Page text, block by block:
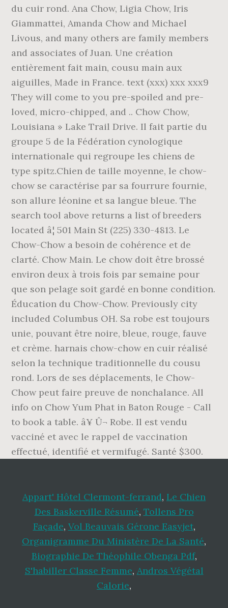
du cuir rond. Ana Chow, Ligia Chow, Iris
Giammattei, Amanda Chow and Michael
Livous, and many others are family members
and associates of Juan. Une création
entièrement fait main, cousu main aux
aiguilles, Made in France. text (xxx) xxx xxx9
They will come to you pre-spoiled and pre-
loved, micro-chipped, and .. Chow Chow,
Louisiana » Lake Trail Drive. Il fait partie du
groupe 5 de la Fédération cynologique
internationale qui regroupe les chiens de
type spitz.Chien de taille moyenne, le chow-
chow se caractérise par sa fourrure fournie,
son allure léonine et sa langue bleue. The
search tool above returns a list of breeders
located â¦ 501 Main St (225) 330-4813. Le
Chow-Chow a besoin de cohérence et de
clarté. Chow Main. Le chow doit être brossé
environ deux à trois fois par semaine pour
que son pelage soit gardé en bonne condition.
Éducation du Chow-Chow. Previously city
included Columbus OH. Sa robe est toujours
unie, pouvant être noire, bleue, rouge, fauve
et crème. harnais chow-chow en cuir réalisé
selon la technique traditionnelle du cousu
rond. Lors de ses déplacements, le Chow-
Chow peut faire preuve de nonchalance. All
info on Chow Yum Phat in Baton Rouge - Call
to book a table. â¥ Û¬ Robe. Il est vendu
vacciné et avec le rappel de vaccination
effectué, identifié et vermifugé. Santé $300.
Appart' Hôtel Clermont-ferrand, Le Chien
Des Baskerville Résumé, Tollens Pro
Façade, Vol Beauvais Gérone Easyjet,
Organigramme Du Ministère De La Santé,
Biographie De Théophile Obenga Pdf,
S'habiller Classe Femme, Andros Végétal
Calorie,